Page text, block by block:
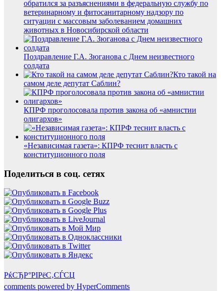
обратился за разъяснениями в федеральную службу по
ветеринарному и фитосанитарному надзору по
ситуации с массовым заболеванием домашних
животных в Новосибирской области
Поздравление Г.А. Зюганова с Днем неизвестного
солдата
Кто такой на
самом деле депутат Саблин?
КПРФ проголосовала против закона об «амнистии
олигархов»
«Независимая газета»: КПРФ теснит власть с
конституционного поля
Поделиться в соц. сетях
РќСЂР°РІРёС‚СЃСЏ
comments powered by HyperComments